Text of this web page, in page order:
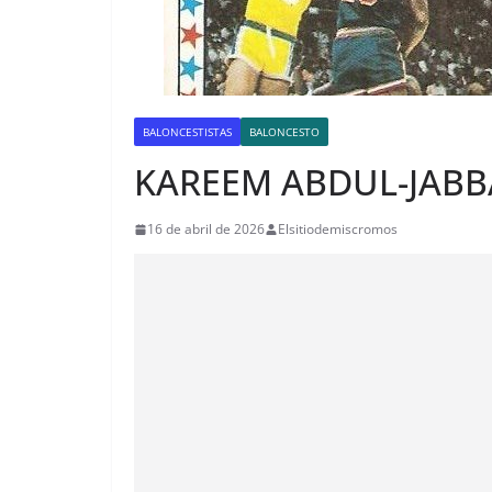
BALONCESTISTAS BALONCESTO
KAREEM ABDUL-
16 de abril de 2026 Elsitiodemiscromos